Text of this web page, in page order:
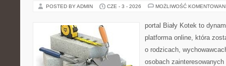
POSTED BY ADMIN CZE - 3 - 2026 MOŻLIWOŚĆ
portal Biały Kotek to
platforma online, która
o rodzicach,
osobach